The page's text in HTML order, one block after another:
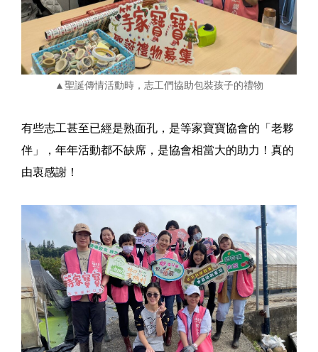
▲聖誕傳情活動時，志工們協助包裝孩子的禮物
有些志工甚至已經是熟面孔，是等家寶寶協會的「老夥
伴」，年年活動都不缺席，是協會相當大的助力！真的
由衷感謝！